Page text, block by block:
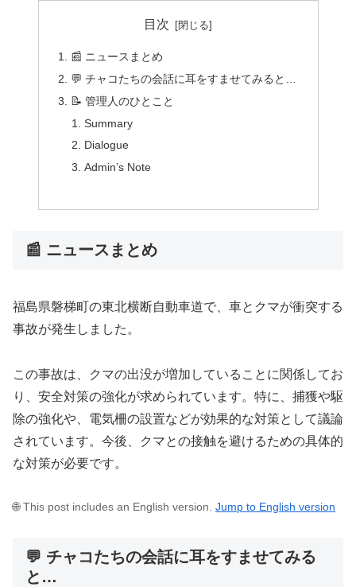
目次
📰 ニュースまとめ
💬 チャコたちの会話に耳をすませてみると…
📝 管理人のひとこと
Summary
Dialogue
Admin’s Note
📰 ニュースまとめ
福島県磐梯町の東北横断自動車道で、車とクマが衝突する
事故が発生しました。
この事故は、クマの出没が増加していることに関係してお
り、安全対策の強化が求められています。特に、捕獲や駆
除の強化や、電気柵の設置などが効果的な対策として議論
されています。今後、クマとの接触を避けるための具体的
な対策が必要です。
🌐 This post includes an English version. Jump to English version
💬 チャコたちの会話に耳をすませてみる
と…